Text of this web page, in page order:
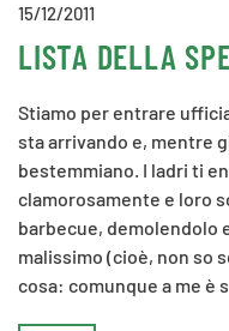
15/12/2011
LISTA DELLA
Stiamo per entrare
sta arrivando e, mentre
bestemmiano. I ladri ti
clamorosamente e loro
barbecue, demolendolo
malissimo (cioè, non so
cosa: comunque a me è